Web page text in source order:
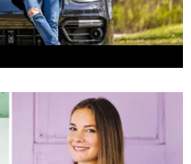
mest framgångsrika